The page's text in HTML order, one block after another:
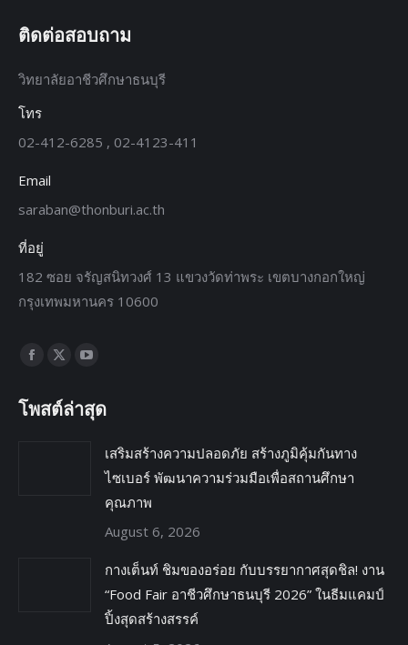
ติดต่อสอบถาม
วิทยาลัยอาชีวศึกษาธนบุรี
โทร
02-412-6285 , 02-4123-411
Email
saraban@thonburi.ac.th
ที่อยู่
182 ซอย จรัญสนิทวงศ์ 13 แขวงวัดท่าพระ เขตบางกอกใหญ่
กรุงเทพมหานคร 10600
Find us on:
โพสต์ล่าสุด
เสริมสร้างความปลอดภัย สร้างภูมิคุ้มกันทาง
ไซเบอร์ พัฒนาความร่วมมือเพื่อสถานศึกษา
คุณภาพ
August 6, 2026
กางเต็นท์ ชิมของอร่อย กับบรรยากาศสุดชิล! งาน
“Food Fair อาชีวศึกษาธนบุรี 2026” ในธีมแคมป์
ปิ้งสุดสร้างสรรค์